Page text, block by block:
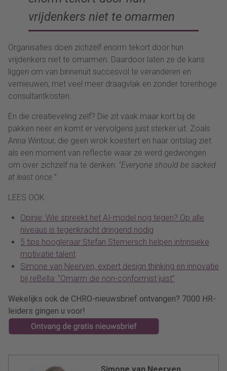
vrijdenkers niet te omarmen
Organisaties doen zichzelf enorm tekort door hun
vrijdenkers niet te omarmen. Daardoor laten ze de kans
liggen om van binnenuit succesvol te veranderen en
vernieuwen, met veel meer draagvlak en zonder torenhoge
consultantkosten.
En die creatieveling zelf? Die zit vaak maar kort bij de
pakken neer en komt er vervolgens juist sterker uit. Zoals
Anna Wintour, die geen wrok koestert en haar ontslag ziet
als een moment van reflectie waar ze werd gedwongen
om over zichzelf na te denken: “Everyone should be sacked
at least once.”
LEES OOK:
Opinie: Wie spreekt het AI-model nog tegen? Op alle
niveaus is tegenkracht dringend nodig
5 tips hoogleraar Stefan Stemersch helpen intrinsieke
motivatie talent
Simone van Neerven, expert design thinking en innovatie
bij reBella: “Omarm die non-conformist juist”
Wekelijks ook de CHRO-nieuwsbrief ontvangen? 7000 HR-
leiders gingen u voor!